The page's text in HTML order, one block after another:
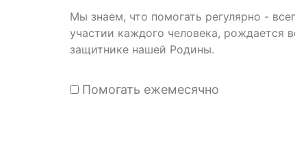
Мы знаем, что помогать регулярно -
участии каждого человека, рождается
защитнике нашей Родины.
Помогать ежемесячно